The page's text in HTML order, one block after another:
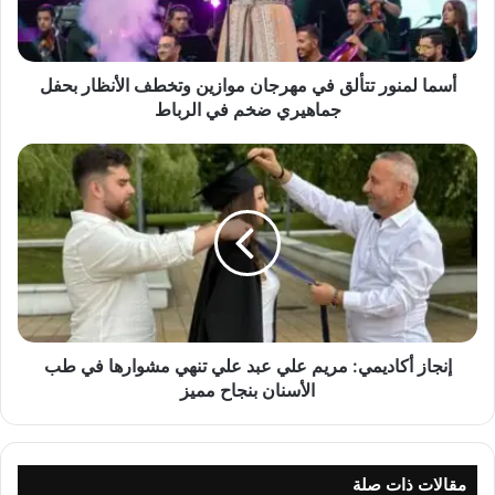
غربي ومحبي الأغنية الخليجية لمعرفة تفاصيل هذا الإصدار الجديد.ن
و
ر
ل
ق
ف
ي
ه
ر
ج
ا
ا
أسما لمنور تتألق في مهرجان موازين وتخطف الأنظار بحفل
جماهيري ضخم في الرباط
إ
ن
ج
أ
ك
ا
د
إنجاز أكاديمي: مريم علي عبد علي تنهي مشوارها في طب
الأسنان بنجاح مميز
مقالات ذات صلة